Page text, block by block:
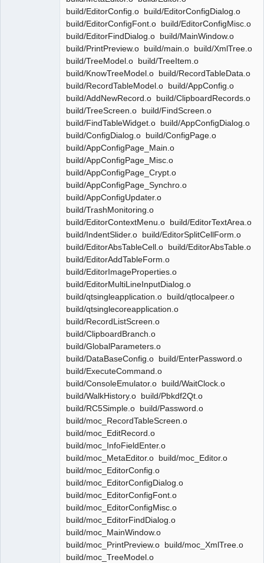
build/EditorConfig.o build/EditorConfigDialog.o
build/EditorConfigFont.o build/EditorConfigMisc.o
build/EditorFindDialog.o build/MainWindow.o
build/PrintPreview.o build/main.o build/XmlTree.o
build/TreeModel.o build/TreeItem.o
build/KnowTreeModel.o build/RecordTableData.o
build/RecordTableModel.o build/AppConfig.o
build/AddNewRecord.o build/ClipboardRecords.o
build/TreeScreen.o build/FindScreen.o
build/FindTableWidget.o build/AppConfigDialog.o
build/ConfigDialog.o build/ConfigPage.o
build/AppConfigPage_Main.o
build/AppConfigPage_Misc.o
build/AppConfigPage_Crypt.o
build/AppConfigPage_Synchro.o
build/AppConfigUpdater.o
build/TrashMonitoring.o
build/EditorContextMenu.o build/EditorTextArea.o
build/IndentSlider.o build/EditorSplitCellForm.o
build/EditorAbsTableCell.o build/EditorAbsTable.o
build/EditorAddTableForm.o
build/EditorImageProperties.o
build/EditorMultiLineInputDialog.o
build/qtsingleapplication.o build/qtlocalpeer.o
build/qtsinglecoreapplication.o
build/RecordListScreen.o
build/ClipboardBranch.o
build/GlobalParameters.o
build/DataBaseConfig.o build/EnterPassword.o
build/ExecuteCommand.o
build/ConsoleEmulator.o build/WaitClock.o
build/WalkHistory.o build/Pbkdf2Qt.o
build/RC5Simple.o build/Password.o
build/moc_RecordTableScreen.o
build/moc_EditRecord.o
build/moc_InfoFieldEnter.o
build/moc_MetaEditor.o build/moc_Editor.o
build/moc_EditorConfig.o
build/moc_EditorConfigDialog.o
build/moc_EditorConfigFont.o
build/moc_EditorConfigMisc.o
build/moc_EditorFindDialog.o
build/moc_MainWindow.o
build/moc_PrintPreview.o build/moc_XmlTree.o
build/moc_TreeModel.o